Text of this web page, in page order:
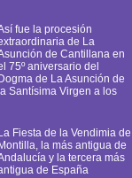
fue la procesión
de La
de Cantillana en
75º aniversario del
Dogma de La Asunción de
la Santísima Virgen a los
La Fiesta de la Vendimia de
Montilla, la más antigua de
y la tercera más
de España